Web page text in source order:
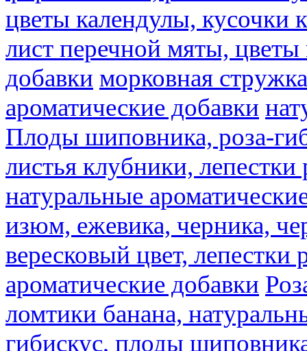
цветы календулы, кусочки
лист перечной мяты,
добавки морковная стружка
ароматические добавки
Плоды шиповника, роза-
листья клубники,
натуральные
изюм, ежевика, черника,
вересковый цвет, лепестки
ароматические добавки
ломтики банана,
гибискус, плоды